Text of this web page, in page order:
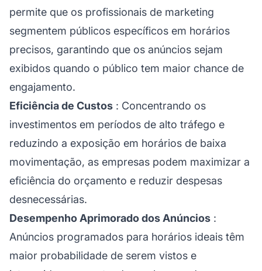
permite que os profissionais de marketing
segmentem públicos específicos em horários
precisos, garantindo que os anúncios sejam
exibidos quando o público tem maior chance de
engajamento.
Eficiência de Custos : Concentrando os
investimentos em períodos de alto tráfego e
reduzindo a exposição em horários de baixa
movimentação, as empresas podem maximizar a
eficiência do orçamento e reduzir despesas
desnecessárias.
Desempenho Aprimorado dos Anúncios :
Anúncios programados para horários ideais têm
maior probabilidade de serem vistos e